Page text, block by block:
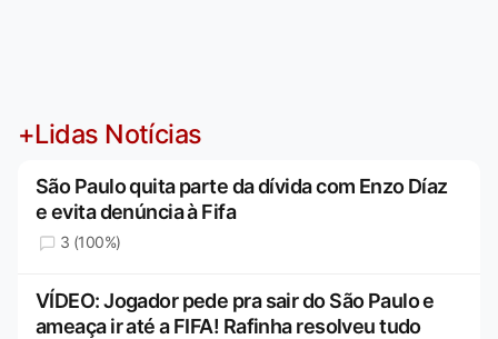
+Lidas Notícias
São Paulo quita parte da dívida com Enzo Díaz
e evita denúncia à Fifa
3 (100%)
VÍDEO: Jogador pede pra sair do São Paulo e
ameaça ir até a FIFA! Rafinha resolveu tudo